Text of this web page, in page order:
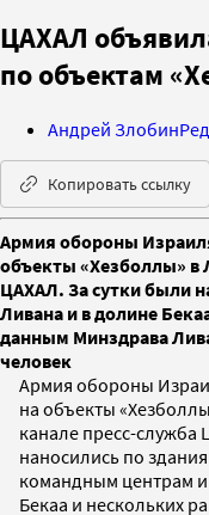
ЦАХАЛ
по объектам
Андрей Злобин
Копировать ссылку
Армия обороны
объекты «Хезболлы» в
ЦАХАЛ. За сутки были
Ливана и в долине
данным Минздрава
человек
Армия обороны
на объекты
канале пресс-
наносились по
командным центрам
Бекаа и нескольких